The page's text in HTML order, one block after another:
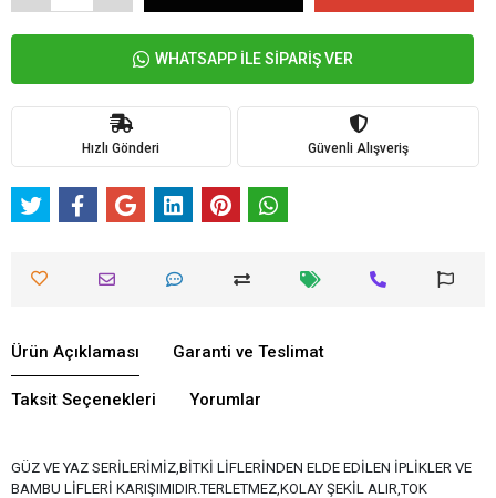
WHATSAPP İLE SİPARİŞ VER
Hızlı Gönderi Güvenli Alışveriş
Ürün Açıklaması Garanti ve Teslimat
Taksit Seçenekleri Yorumlar
GÜZ VE YAZ SERİLERİMİZ,BİTKİ LİFLERİNDEN ELDE EDİLEN İPLİKLER VE
BAMBU LİFLERİ KARIŞIMIDIR.TERLETMEZ,KOLAY ŞEKİL ALIR,TOK